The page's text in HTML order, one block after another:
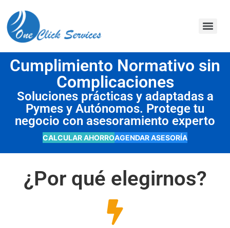
Cumplimiento Normativo sin
Complicaciones
Soluciones prácticas y adaptadas a
Pymes y Autónomos. Protege tu
negocio con asesoramiento experto
CALCULAR AHORROAGENDAR ASESORÍA
¿Por qué elegirnos?